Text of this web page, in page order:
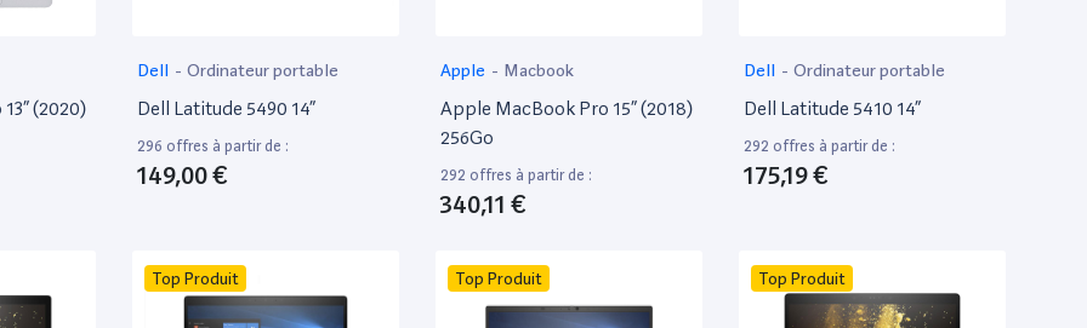
(2020)
Dell - Ordinateur portable
Dell Latitude 5490 14”
296 offres à partir de :
149,00 €
Apple - Macbook
Apple MacBook Pro 15” (2018)
256Go
292 offres à partir de :
340,11 €
Dell - Ordinateur portable
Dell Latitude 5410 14”
292 offres à partir de :
175,19 €
Top Produit Top Produit Top Produit